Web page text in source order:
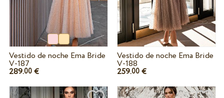
Vestido de noche Ema Bride
V-187
289.00€
Vestido de noche Ema Bride
V-188
259.00 €